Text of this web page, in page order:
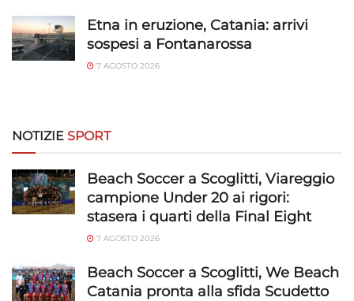
Utilizzare dati di geolocalizzazione precisi,
Riconoscere i dispositivi in base a informazioni
rilevare frodi, correggere errori, Erogare
e presentare pubblicità e contenuto,
Salvare e comunicare le scelte sulla
privacy.
Etna in eruzione, Catania: arrivi
sospesi a Fontanarossa
7 AGOSTO 2026
NOTIZIE SPORT
Beach Soccer a Scoglitti, Viareggio
campione Under 20 ai rigori:
stasera i quarti della Final Eight
7 AGOSTO 2026
Beach Soccer a Scoglitti, We Beach
Catania pronta alla sfida Scudetto